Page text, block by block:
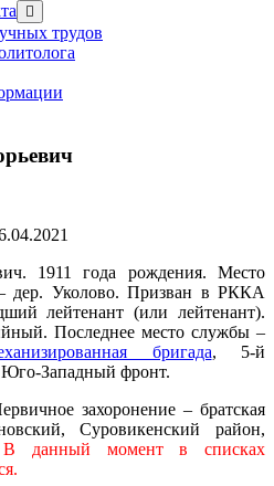
открыть
менютрудов
1911 года рождения. Место
дер. Уколово. Призван в РККА
лейтенант (или лейтенант).
Последнее место службы –
бригада, 5-й
Западный фронт.
захоронение – братская
Суровикенский район,
В данный момент в списках